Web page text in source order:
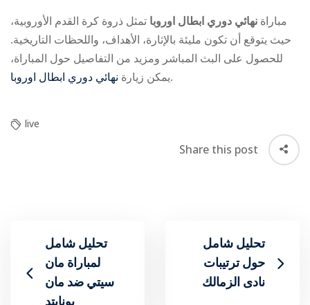
مباراة نهائي دوري ابطال اوروبا تمثل ذروة كرة القدم الأوروبية،
حيث يتوقع أن تكون مليئة بالإثارة، الأهداف، واللحظات التاريخية.
للحصول على البث المباشر ومزيد من التفاصيل حول المباراة،
يمكن زيارة نهائي دوري ابطال اوروبا .
live
Share this post
تحليل شامل
لمباراة مان
سيتي ضد مان
تحليل شامل
حول ترتيبات
نادى الزمالك